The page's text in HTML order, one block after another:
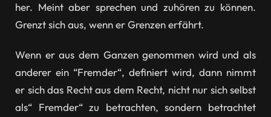
her. Meint aber sprechen und zuhören zu können.
Grenzt sich aus, wenn er Grenzen erfährt.
Wenn er aus dem Ganzen genommen wird und als
anderer ein “Fremder“, definiert wird, dann nimmt
er sich das Recht aus dem Recht, nicht nur sich selbst
als“ Fremder“ zu betrachten, sondern betrachtet